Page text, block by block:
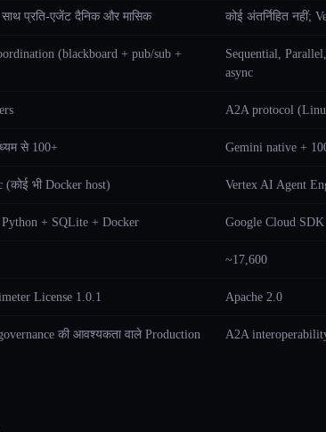
प्रति-एजेंट दैनिक और मासिक कोई अंतर्निहित नहीं;
(blackboard + pub/sub +
Sequential,
async
A2A protocol
से 100+ Gemini native +
(कोई भी Docker host) Vertex AI Agent
+ SQLite + Docker Google Cloud
~17,600
License 1.0.1 Apache 2.0
की आवश्यकता वाले Production
A2A